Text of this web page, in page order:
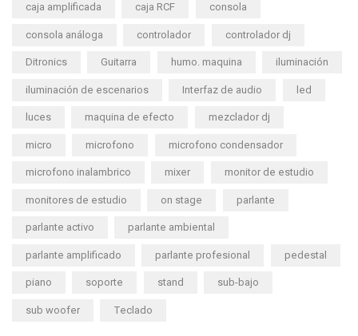
caja amplificada caja RCF consola
consola análoga controlador controlador dj
Ditronics Guitarra humo. maquina iluminación
iluminación de escenarios Interfaz de audio led
luces maquina de efecto mezclador dj
micro microfono microfono condensador
microfono inalambrico mixer monitor de estudio
monitores de estudio on stage parlante
parlante activo parlante ambiental
parlante amplificado parlante profesional pedestal
piano soporte stand sub-bajo
sub woofer Teclado